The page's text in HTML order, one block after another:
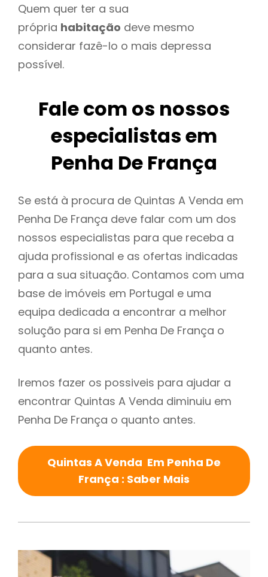
Quem quer ter a sua
própria habitação deve mesmo
considerar fazê-lo o mais depressa
possível.
Fale com os nossos
especialistas em
Penha De França
Se está à procura de Quintas A Venda em
Penha De França deve falar com um dos
nossos especialistas para que receba a
ajuda profissional e as ofertas indicadas
para a sua situação. Contamos com uma
base de imóveis em Portugal e uma
equipa dedicada a encontrar a melhor
solução para si em Penha De França o
quanto antes.
Iremos fazer os possiveis para ajudar a
encontrar Quintas A Venda diminuiu em
Penha De França o quanto antes.
Quintas A Venda Em Penha De
França : Saber Mais